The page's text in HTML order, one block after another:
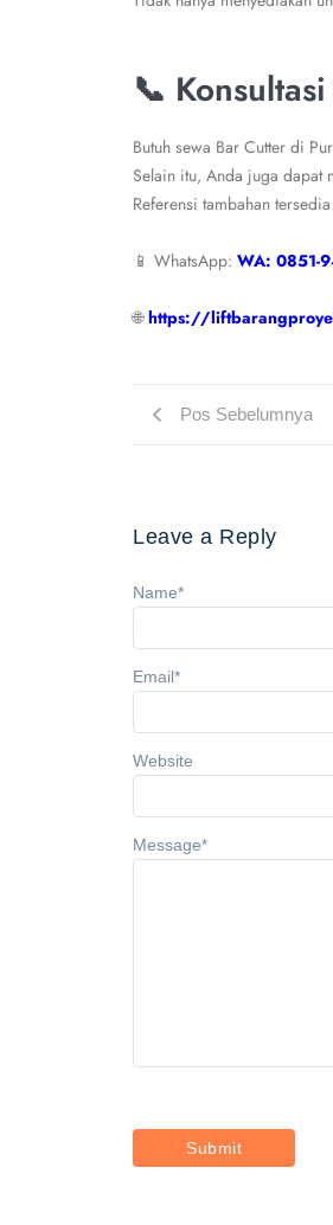
📞
Butuh sewa Bar Cutter di
Selain itu, Anda juga dapat
Referensi tambahan
📱 WhatsApp: WA: 0851-
🌐https://
Pos Sebelumnya
Leave a Reply
Message*
Name*
Email*
Website